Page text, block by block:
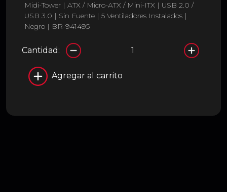
Midi-Tower | ATX / Micro-ATX / Mini-ITX | USB 2.0 /
USB 3.0 | Sin Fuente | 5 Ventiladores Instalados |
Negro | BR-941495
Cantidad:
Agregar al carrito